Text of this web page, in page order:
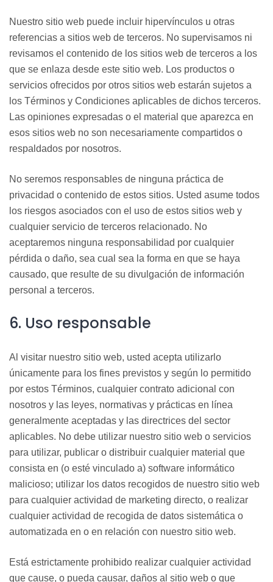
Nuestro sitio web puede incluir hipervínculos u otras
referencias a sitios web de terceros. No supervisamos ni
revisamos el contenido de los sitios web de terceros a los
que se enlaza desde este sitio web. Los productos o
servicios ofrecidos por otros sitios web estarán sujetos a
los Términos y Condiciones aplicables de dichos terceros.
Las opiniones expresadas o el material que aparezca en
esos sitios web no son necesariamente compartidos o
respaldados por nosotros.
No seremos responsables de ninguna práctica de
privacidad o contenido de estos sitios. Usted asume todos
los riesgos asociados con el uso de estos sitios web y
cualquier servicio de terceros relacionado. No
aceptaremos ninguna responsabilidad por cualquier
pérdida o daño, sea cual sea la forma en que se haya
causado, que resulte de su divulgación de información
personal a terceros.
6. Uso responsable
Al visitar nuestro sitio web, usted acepta utilizarlo
únicamente para los fines previstos y según lo permitido
por estos Términos, cualquier contrato adicional con
nosotros y las leyes, normativas y prácticas en línea
generalmente aceptadas y las directrices del sector
aplicables. No debe utilizar nuestro sitio web o servicios
para utilizar, publicar o distribuir cualquier material que
consista en (o esté vinculado a) software informático
malicioso; utilizar los datos recogidos de nuestro sitio web
para cualquier actividad de marketing directo, o realizar
cualquier actividad de recogida de datos sistemática o
automatizada en o en relación con nuestro sitio web.
Está estrictamente prohibido realizar cualquier actividad
que cause, o pueda causar, daños al sitio web o que